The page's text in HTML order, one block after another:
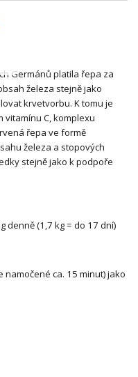
Germánů platila řepa za
železa stejně jako
krvetvorbu. K tomu je
C, komplexu
řepa ve formě
železa a stopových
stejně jako k podpoře
denně (1,7 kg = do 17 dní)
ca. 15 minut) jako